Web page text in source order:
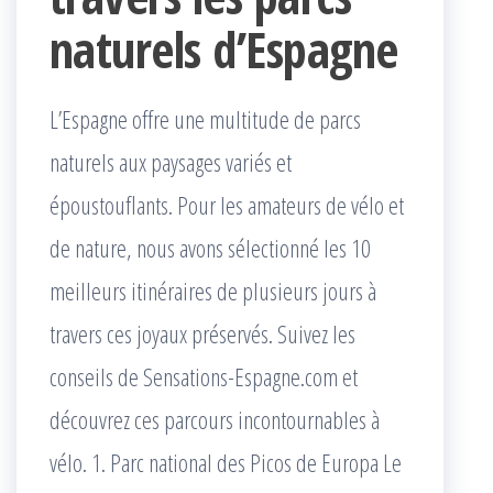
naturels d’Espagne
L’Espagne offre une multitude de parcs
naturels aux paysages variés et
époustouflants. Pour les amateurs de vélo et
de nature, nous avons sélectionné les 10
meilleurs itinéraires de plusieurs jours à
travers ces joyaux préservés. Suivez les
conseils de Sensations-Espagne.com et
découvrez ces parcours incontournables à
vélo. 1. Parc national des Picos de Europa Le